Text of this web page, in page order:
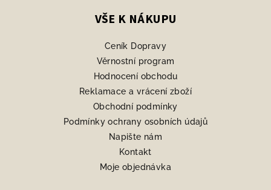
VŠE K NÁKUPU
Ceník Dopravy
Věrnostní program
Hodnocení obchodu
Reklamace a vrácení zboží
Obchodní podmínky
Podmínky ochrany osobních údajů
Napište nám
Kontakt
Moje objednávka